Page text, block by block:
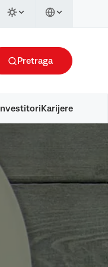
Pretraga
Investitori Karijere